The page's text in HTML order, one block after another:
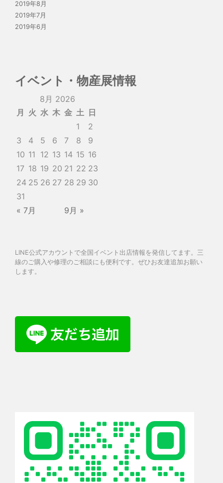
2019年8月
2019年7月
2019年6月
イベント・物産展情報
8月 2026
月 火 水 木 金 土 日
1
2
3
4 5 6 7 8
9
10 11 12 13 14 15 16
17 18 19 20 21 22 23
24 25 26 27 28 29 30
31
« 7月
9月 »
LINE公式アカウントで全国イベント出店情報を発信してます。三
線のご購入や修理のご相談にも便利です。ぜひお友達追加お願い
します。